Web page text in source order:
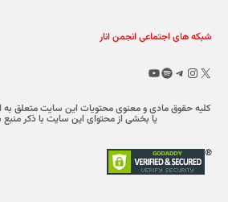
شبکه های اجتماعی انجمن انار
X اینستاگرم
تلگرام
اسپاتیفای
یوتیوب
کلیه حقوق مادی و معنوی محتویات این سایت متعلق به
یا بخشی از محتوای این سایت با ذکر منبع